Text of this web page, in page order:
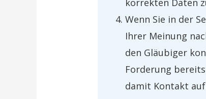
korrekten Daten
Wenn Sie in der
Ihrer Meinung
den Gläubiger
Forderung
damit Kontakt